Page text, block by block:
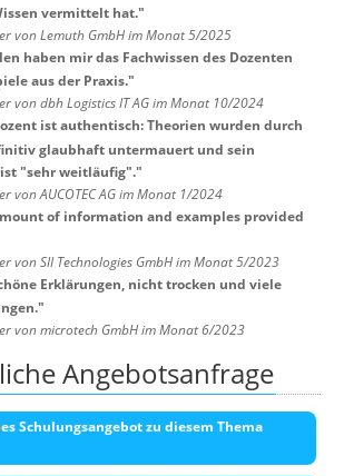
vermittelt hat."
von Lemuth GmbH im Monat 5/2025
haben mir das Fachwissen des Dozenten
aus der Praxis."
von dbh Logistics IT AG im Monat 10/2024
ist authentisch: Theorien wurden durch
glaubhaft untermauert und sein
"sehr weitläufig"."
von AUCOTEC AG im Monat 1/2024
of information and examples provided
von SII Technologies GmbH im Monat 5/2023
Erklärungen, nicht trocken und viele
"
von microtech GmbH im Monat 6/2023
Angebotsanfrage
Schulungsangebot zu diesem Thema